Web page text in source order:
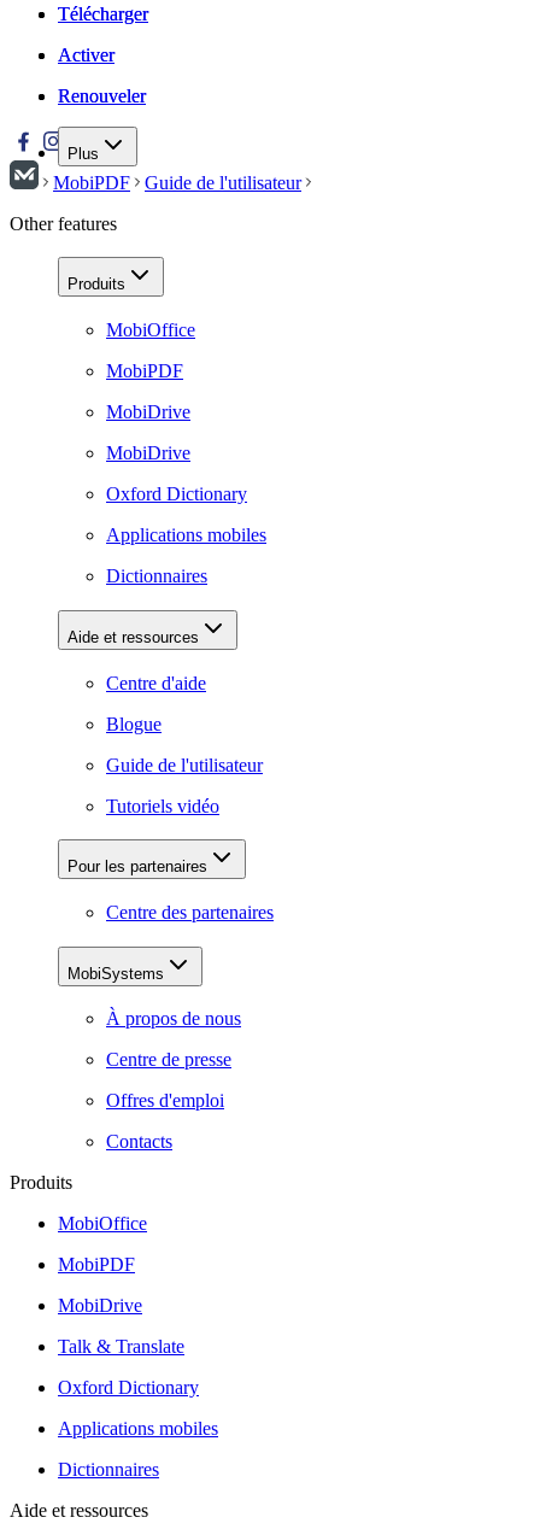
Télécharger
Activer
Renouveler
Plus
Télécharger
Activer
Renouveler
MobiPDF
Guide de l'utilisateur
Other features
Produits
MobiOffice
MobiPDF
MobiDrive
MobiDrive
Oxford Dictionary
Applications mobiles
Dictionnaires
Aide et ressources
Centre d'aide
Blogue
Guide de l'utilisateur
Tutoriels vidéo
Pour les partenaires
Centre des partenaires
MobiSystems
À propos de nous
Centre de presse
Offres d'emploi
Contacts
Produits
MobiOffice
MobiPDF
MobiDrive
Talk & Translate
Oxford Dictionary
Applications mobiles
Dictionnaires
Aide et ressources